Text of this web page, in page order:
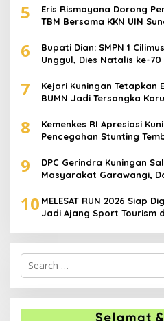
5
Eris Rismayana Dorong
TBM Bersama KKN UIN
6
Bupati Dian: SMPN 1
Unggul, Dies Natalis ke-
7
Kejari Kuningan Tetapkan
BUMN Jadi Tersangka
8
Kemenkes RI Apresiasi
Pencegahan Stunting
9
DPC Gerindra Kuningan
Masyarakat Garawangi,
10 MELESAT RUN 2026 Siap
Jadi Ajang Sport Tourism
Search
for: